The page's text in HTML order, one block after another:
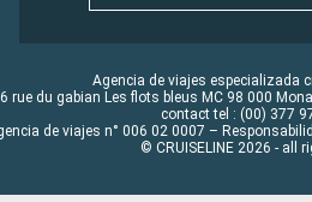
Agencia de viajes especializada
rue du gabian Les flots bleus MC 98 000
contact tel : (00) 377
de viajes n° 006 02 0007 –
© CRUISELINE 2026 - all